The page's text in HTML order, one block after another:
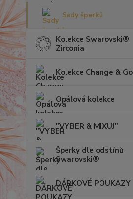
Sady šperků
Kolekce Swarovski®
Zirconia
Kolekce Change & Go
Opálová kolekce
"VYBER & MIXUJ"
Šperky dle odstínů
Swarovski®
DÁRKOVÉ POUKAZY